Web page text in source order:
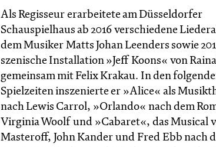
Als Regisseur erarbeitete am Düsseldorfer
Schauspielhaus ab 2016 verschiedene
dem Musiker Matts Johan Leenders sowie
szenische Installation »Jeff Koons« von
gemeinsam mit Felix Krakau. In den
Spielzeiten inszenierte er »Alice« als
nach Lewis Carrol, »Orlando« nach dem
Virginia Woolf und »Cabaret«, das Musical
Masteroff, John Kander und Fred Ebb nach